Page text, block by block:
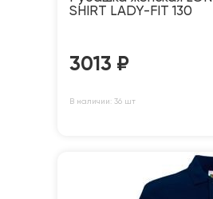
SHIRT LADY-FIT 130
3013 ₽
В наличии: 36 шт